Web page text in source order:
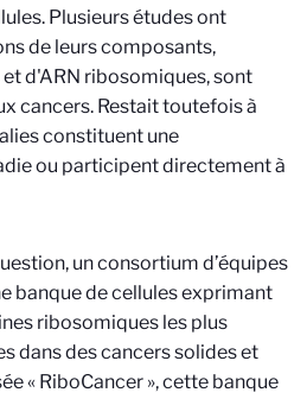
Plusieurs études ont
de leurs composants,
d'ARN ribosomiques, sont
cancers. Restait toutefois à
constituent une
ou participent directement à
un consortium d’équipes
banque de cellules exprimant
ribosomiques les plus
dans des cancers solides et
« RiboCancer », cette banque